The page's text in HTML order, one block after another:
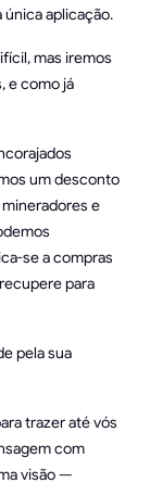
aplicação.
mas iremos
e como já
um desconto
e
se a compras
para
pela sua
trazer até vós
com
visão —